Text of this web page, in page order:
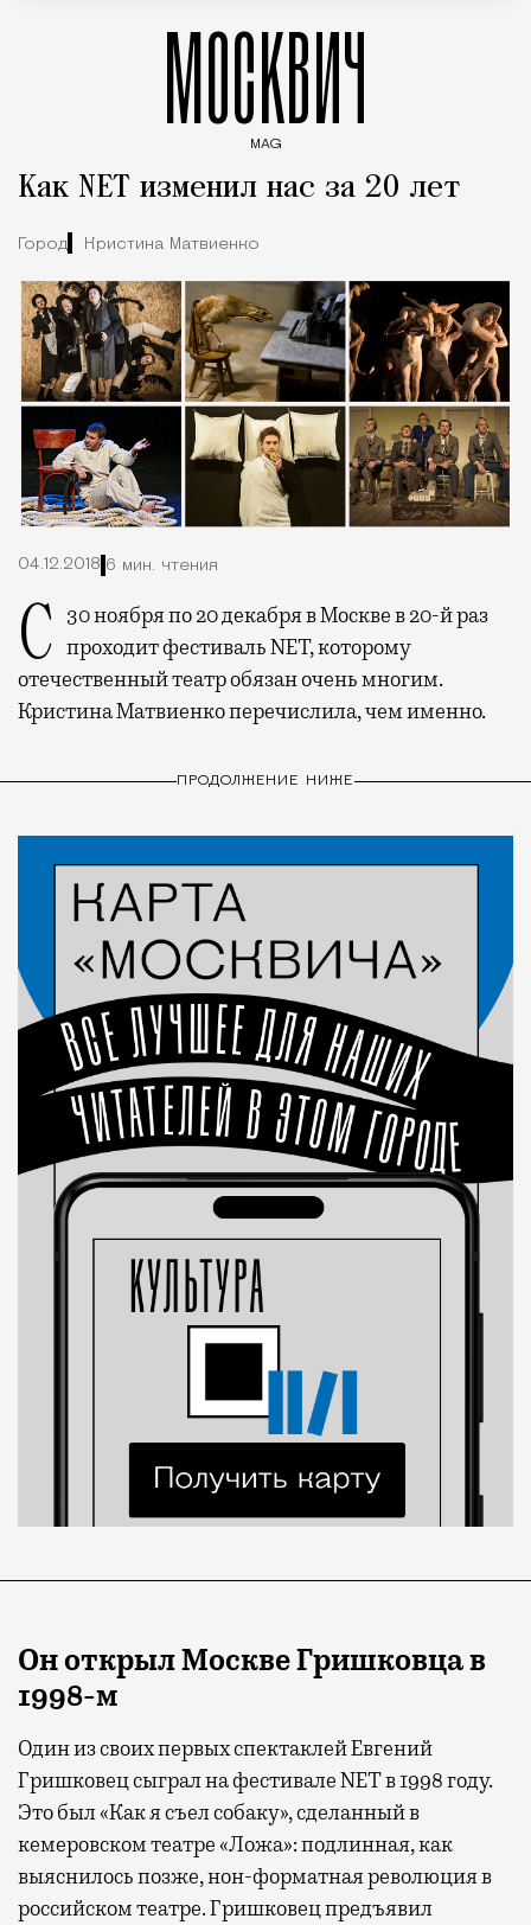
МОСКВИЧ
MAG
Как NET изменил нас за 20 лет
Город Кристина Матвиенко
04.12.2018 6 мин. чтения
C 30 ноября по 20 декабря в Москве в 20-й раз проходит фестиваль NET, которому
отечественный театр обязан очень многим.
Кристина Матвиенко перечислила, чем именно.
ПРОДОЛЖЕНИЕ НИЖЕ
Он открыл Москве Гришковца в
1998-м
Один из своих первых спектаклей Евгений
Гришковец сыграл на фестивале NET в 1998 году.
Это был «Как я съел собаку», сделанный в
кемеровском театре «Ложа»: подлинная, как
выяснилось позже, нон-форматная революция в
российском театре. Гришковец предъявил